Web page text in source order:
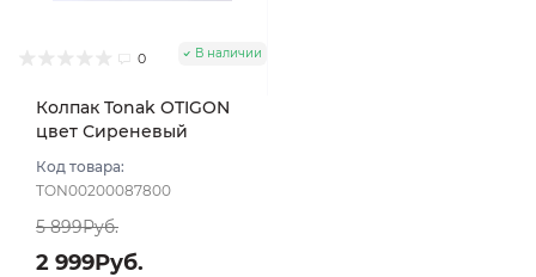
0 В наличии
Колпак Tonak OTIGON
цвет Сиреневый
Код товара:
TON00200087800
5 899Руб.
2 999Руб.